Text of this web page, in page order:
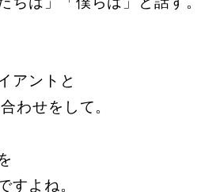
アントと
わせをして。
すよね。